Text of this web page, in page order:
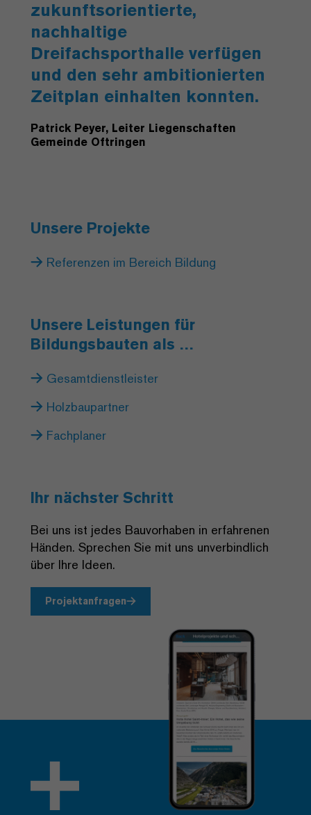
zukunftsorientierte,
nachhaltige
Dreifachsporthalle verfügen
und den sehr ambitionierten
Zeitplan einhalten konnten.
Patrick Peyer, Leiter Liegenschaften
Gemeinde Oftringen
Unsere Projekte
Referenzen im Bereich Bildung
Unsere Leistungen für
Bildungsbauten als …
Gesamtdienstleister
Holzbaupartner
Fachplaner
Ihr nächster Schritt
Bei uns ist jedes Bauvorhaben in erfahrenen
Händen. Sprechen Sie mit uns unverbindlich
über Ihre Ideen.
Projektanfragen